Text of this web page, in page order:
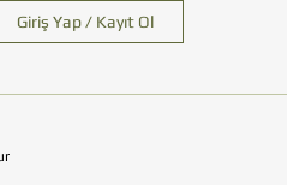
Giriş Yap / Kayıt Ol